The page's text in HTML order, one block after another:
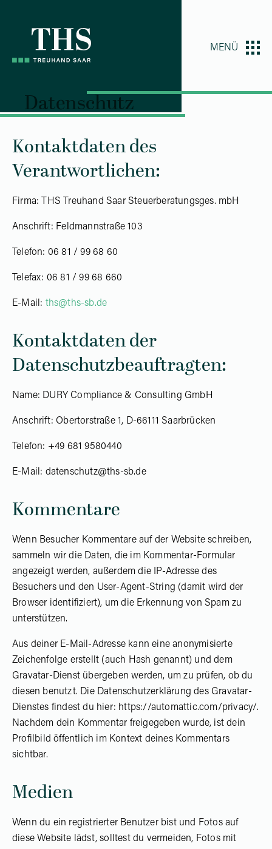
lt
MENÜ
Datenschutz
Kontaktdaten des
Verantwortlichen:
Firma: THS Treuhand Saar Steuerberatungsges. mbH
Anschrift: Feldmannstraße 103
Telefon: 06 81 / 99 68 60
Telefax: 06 81 / 99 68 660
E-Mail: ths@ths-sb.de
Kontaktdaten der
Datenschutzbeauftragten:
Name: DURY Compliance & Consulting GmbH
Anschrift: Obertorstraße 1, D-66111 Saarbrücken
Telefon: +49 681 9580440
E-Mail: datenschutz@ths-sb.de
Kommentare
Wenn Besucher Kommentare auf der Website schreiben,
sammeln wir die Daten, die im Kommentar-Formular
angezeigt werden, außerdem die IP-Adresse des
Besuchers und den User-Agent-String (damit wird der
Browser identifiziert), um die Erkennung von Spam zu
unterstützen.
Aus deiner E-Mail-Adresse kann eine anonymisierte
Zeichenfolge erstellt (auch Hash genannt) und dem
Gravatar-Dienst übergeben werden, um zu prüfen, ob du
diesen benutzt. Die Datenschutzerklärung des Gravatar-
Dienstes findest du hier: https://automattic.com/privacy/.
Nachdem dein Kommentar freigegeben wurde, ist dein
Profilbild öffentlich im Kontext deines Kommentars
sichtbar.
Medien
Wenn du ein registrierter Benutzer bist und Fotos auf
diese Website lädst, solltest du vermeiden, Fotos mit